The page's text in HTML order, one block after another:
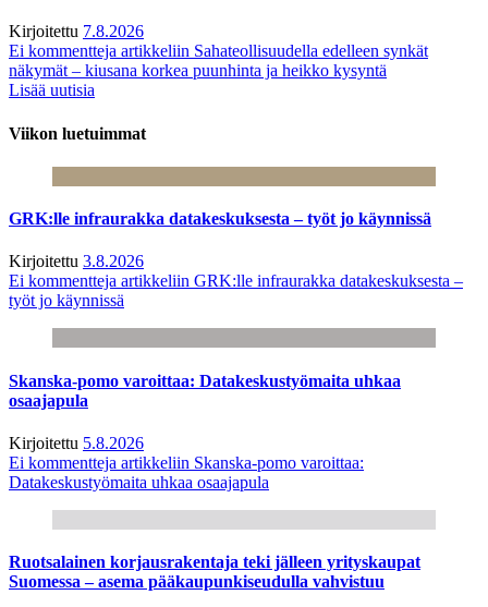
Kirjoitettu 7.8.2026
Ei kommentteja artikkeliin Sahateollisuudella edelleen synkät
näkymät – kiusana korkea puunhinta ja heikko kysyntä
Lisää uutisia
Viikon luetuimmat
GRK:lle infraurakka datakeskuksesta – työt jo käynnissä
Kirjoitettu 3.8.2026
Ei kommentteja artikkeliin GRK:lle infraurakka datakeskuksesta –
työt jo käynnissä
Skanska-pomo varoittaa: Datakeskustyömaita uhkaa
osaajapula
Kirjoitettu 5.8.2026
Ei kommentteja artikkeliin Skanska-pomo varoittaa:
Datakeskustyömaita uhkaa osaajapula
Ruotsalainen korjausrakentaja teki jälleen yrityskaupat
Suomessa – asema pääkaupunkiseudulla vahvistuu